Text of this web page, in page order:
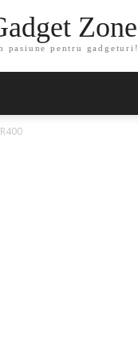
Zone
pasiune pentru gadgeturi!